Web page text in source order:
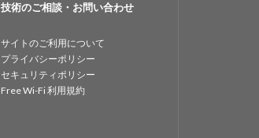
技術のご相談・お問い合わせ
サイトのご利用について
プライバシーポリシー
セキュリティポリシー
Free Wi-Fi 利用規約